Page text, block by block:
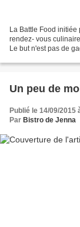
La Battle Food initiée
rendez- vous
Le but n'est pas de
Un peu de
Publié le 14/09/2015
Par Bistro de Jenna